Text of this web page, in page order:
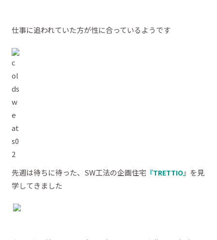
仕事に追われていた方が性に合っているようです
先週は待ちに待った、SW工法の企画住宅 『TRETTIO』 を見
学してきました